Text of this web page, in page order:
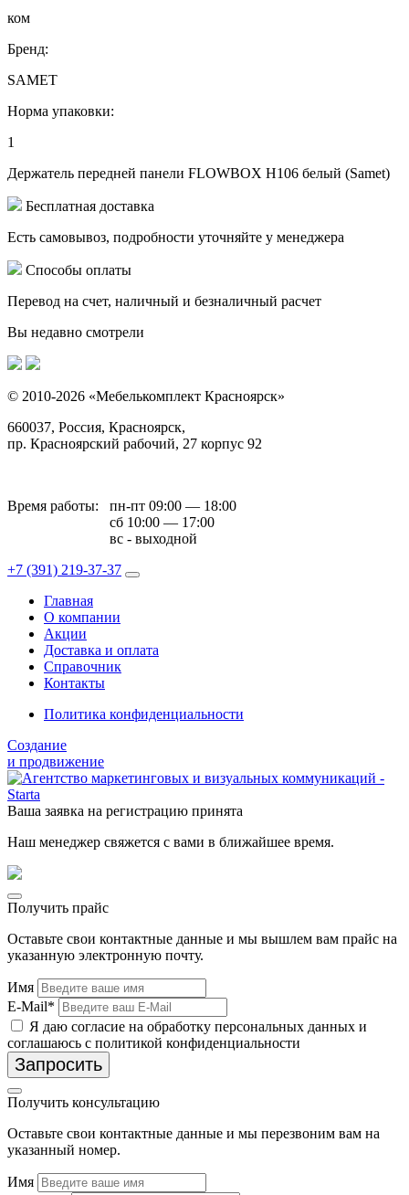
ком
Бренд:
SAMET
Норма упаковки:
1
Держатель передней панели FLOWBOX H106 белый (Samet)
Бесплатная доставка
Есть самовывоз, подробности уточняйте у менеджера
Способы оплаты
Перевод на счет, наличный и безналичный расчет
Вы недавно смотрели
© 2010-2026 «Мебелькомплект Красноярск»
660037, Россия, Красноярск,
пр. Красноярский рабочий, 27 корпус 92
Время работы:
пн-пт 09:00 — 18:00
сб 10:00 — 17:00
вс - выходной
+7 (391) 219-37-37
Главная
О компании
Акции
Доставка и оплата
Справочник
Контакты
Политика конфиденциальности
Создание
и продвижение
Ваша заявка на регистрацию принята
Наш менеджер свяжется с вами в ближайшее время.
Получить прайс
Оставьте свои контактные данные и мы вышлем вам прайс на
указанную электронную почту.
Имя
E-Mail*
Я даю согласие на обработку персональных данных и
соглашаюсь с политикой конфиденциальности
Запросить
Получить консультацию
Оставьте свои контактные данные и мы перезвоним вам на
указанный номер.
Имя